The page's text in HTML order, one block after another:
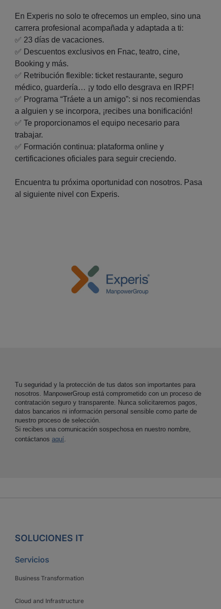
En Experis no solo te ofrecemos un empleo, sino una
carrera profesional acompañada y adaptada a ti:
✅ 23 días de vacaciones.
✅ Descuentos exclusivos en Fnac, teatro, cine,
Booking y más.
✅ Retribución flexible: ticket restaurante, seguro
médico, guardería… ¡y todo ello desgrava en IRPF!
✅ Programa “Tráete a un amigo”: si nos recomiendas
a alguien y se incorpora, ¡recibes una bonificación!
✅ Te proporcionamos el equipo necesario para
trabajar.
✅ Formación continua: plataforma online y
certificaciones oficiales para seguir creciendo.
Encuentra tu próxima oportunidad con nosotros. Pasa
al siguiente nivel con Experis.
Tu seguridad y la protección de tus datos son importantes para
nosotros. ManpowerGroup está comprometido con un proceso de
contratación seguro y transparente. Nunca solicitaremos pagos,
datos bancarios ni información personal sensible como parte de
nuestro proceso de selección.
Si recibes una comunicación sospechosa en nuestro nombre,
contáctanos aquí.
SOLUCIONES IT
Servicios
Business Transformation
Cloud and Infrastructure